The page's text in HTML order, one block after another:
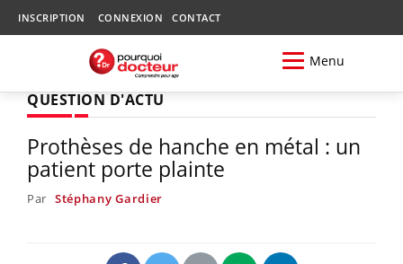
INSCRIPTION CONNEXION CONTACT
Menu
QUESTION D'ACTU
Prothèses de hanche en métal : un
patient porte plainte
Par Stéphany Gardier